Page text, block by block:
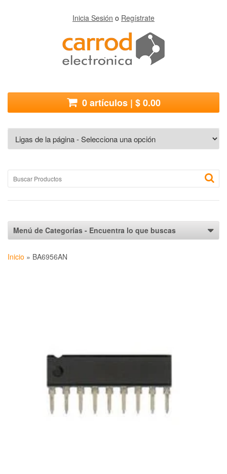
Inicia Sesión o Regístrate
0 artículos | $ 0.00
Inicio » BA6956AN